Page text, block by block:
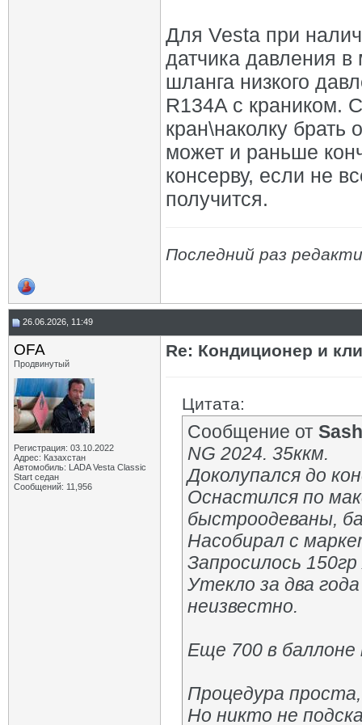
Для Vesta при
датчика давления в
шланга низкого
R134A с краником.
кран\наколку брать
может и раньше
консерву, если не
получится.
Последний раз
26.06.2026, 11:49
OFA
Продвинутый
Регистрация: 03.10.2022
Адрес: Казахстан
Автомобиль: LADA Vesta Classic
Start седан
Сообщений: 11,956
Re: Кондиционер и
Цитата:
Сообщение от
NG 2024. 35ккм.
Доколупался до
Оснастился по
быстроодеваны,
Насобирал с
Запросилось
Утекло за два
неизвестно.
Еще 700 в
Процедура
Но никто не